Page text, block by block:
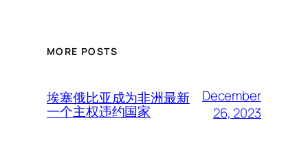
MORE POSTS
埃塞俄比亚成为非洲最新
一个主权违约国家
December
26, 2023